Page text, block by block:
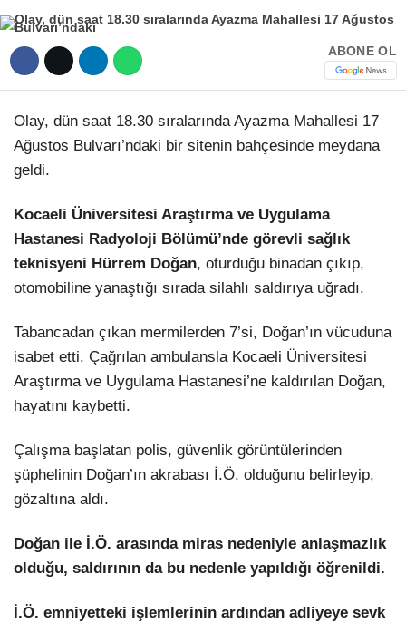
WhatsApp İhbar
TikTok
Telegram
STK
İLANLAR
ABONE OL
Olay, dün saat 18.30 sıralarında Ayazma Mahallesi 17
Ağustos Bulvarı’ndaki bir sitenin bahçesinde meydana
geldi.
Kocaeli Üniversitesi Araştırma ve Uygulama
Hastanesi Radyoloji Bölümü’nde görevli sağlık
teknisyeni Hürrem Doğan, oturduğu binadan çıkıp,
otomobiline yanaştığı sırada silahlı saldırıya uğradı.
Tabancadan çıkan mermilerden 7’si, Doğan’ın vücuduna
isabet etti. Çağrılan ambulansla Kocaeli Üniversitesi
Araştırma ve Uygulama Hastanesi’ne kaldırılan Doğan,
hayatını kaybetti.
Çalışma başlatan polis, güvenlik görüntülerinden
şüphelinin Doğan’ın akrabası İ.Ö. olduğunu belirleyip,
gözaltına aldı.
Doğan ile İ.Ö. arasında miras nedeniyle anlaşmazlık
olduğu, saldırının da bu nedenle yapıldığı öğrenildi.
İ.Ö. emniyetteki işlemlerinin ardından adliyeye sevk